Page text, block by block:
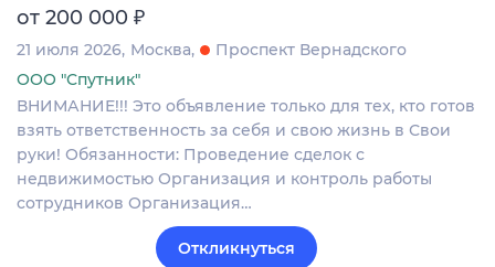
от 200 000 ₽
21 июля 2026 Москва
Проспект Вернадского
ООО "Спутник"
ВНИМАНИЕ!!! Это объявление только для тех, кто готов
взять ответственность за себя и свою жизнь в Свои
руки! Обязанности: Проведение сделок с
недвижимостью Организация и контроль работы
сотрудников Организация…
Откликнуться